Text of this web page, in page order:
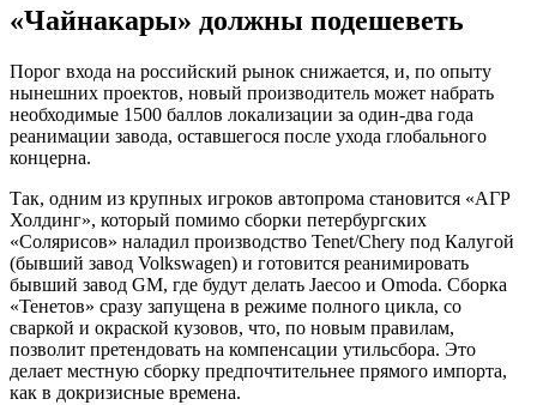
«Чайнакары» должны подешеветь
Порог входа на российский рынок снижается, и, по опыту
нынешних проектов, новый производитель может набрать
необходимые 1500 баллов локализации за один-два года
реанимации завода, оставшегося после ухода глобального
концерна.
Так, одним из крупных игроков автопрома становится «АГР
Холдинг», который помимо сборки петербургских
«Солярисов» наладил производство Tenet/Chery под Калугой
(бывший завод Volkswagen) и готовится реанимировать
бывший завод GM, где будут делать Jaecoo и Omoda. Сборка
«Тенетов» сразу запущена в режиме полного цикла, со
сваркой и окраской кузовов, что, по новым правилам,
позволит претендовать на компенсации утильсбора. Это
делает местную сборку предпочтительнее прямого импорта,
как в докризисные времена.